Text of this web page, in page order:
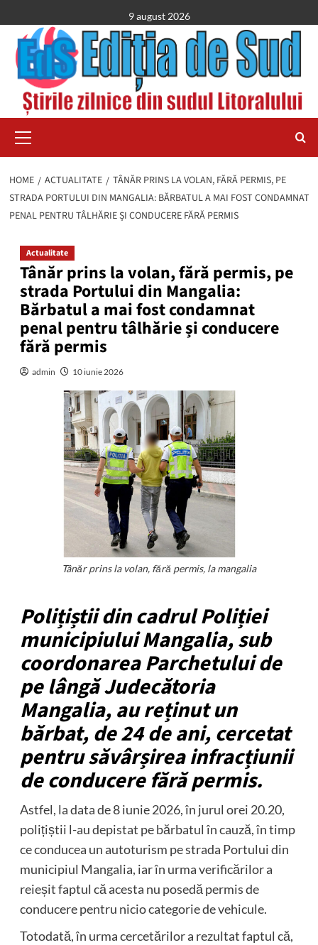
to
content
9 august 2026
Menu
HOME ACTUALITATE
TÂNĂR PRINS LA VOLAN, FĂRĂ PERMIS, PE
STRADA PORTULUI DIN MANGALIA: BĂRBATUL A MAI FOST CONDAMNAT
PENAL PENTRU TÂLHĂRIE ȘI CONDUCERE FĂRĂ PERMIS
Actualitate
Tânăr prins la volan, fără permis, pe
strada Portului din Mangalia:
Bărbatul a mai fost condamnat
penal pentru tâlhărie și conducere
fără permis
admin 10 iunie 2026
Tânăr prins la volan, fără permis, la mangalia
Polițiștii din cadrul Poliției
municipiului Mangalia, sub
coordonarea Parchetului de
pe lângă Judecătoria
Mangalia, au reținut un
bărbat, de 24 de ani, cercetat
pentru săvârșirea infracțiunii
de conducere fără permis.
Astfel, la data de 8 iunie 2026, în jurul orei 20.20,
polițiștii l-au depistat pe bărbatul în cauză, în timp
ce conducea un autoturism pe strada Portului din
municipiul Mangalia, iar în urma verificărilor a
reieșit faptul că acesta nu posedă permis de
conducere pentru nicio categorie de vehicule.
Totodată, în urma cercetărilor a rezultat faptul că,